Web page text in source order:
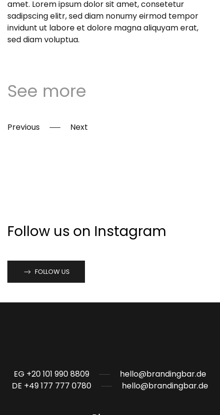
amet. Lorem ipsum dolor sit amet, consetetur
sadipscing elitr, sed diam nonumy eirmod tempor
invidunt ut labore et dolore magna aliquyam erat,
sed diam voluptua.
See more
Previous Next
Follow us on Instagram
FOLLOW US
EG +20 101 990 8809
hello@brandingbar.de
DE +49 177 777 0780
hello@brandingbar.de